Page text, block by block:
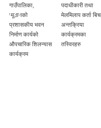
गाउँपालिका,
प्यूठानको
प्रशासकीय भवन
निर्माण कार्यको
औपचारिक शिलन्यास
कार्यक्रम
पदाधीकारी तथा
मेलमिलाप कर्ता बिच
अन्तक्रिया
कार्यक्रमका
तस्विरहरु